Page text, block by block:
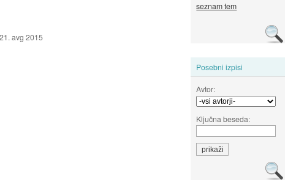
seznam tem
Posebni izpisi
Avtor:
Ključna beseda:
21. avg 2015